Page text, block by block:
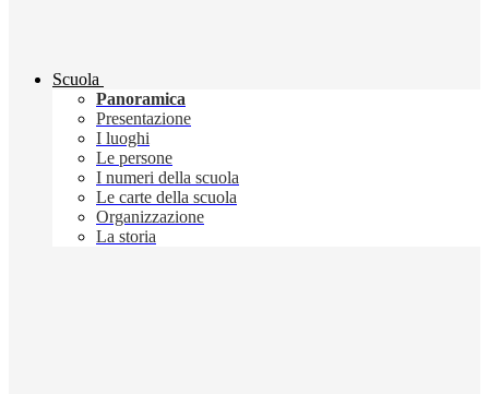
Scuola
Panoramica
Presentazione
I luoghi
Le persone
I numeri della scuola
Le carte della scuola
Organizzazione
La storia